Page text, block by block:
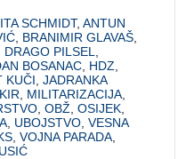
SCHMIDT,ANTUN
BRANIMIR GLAVAŠ
DRAGO PILSEL
BOSANAC HDZ
KUČI ,JADRANKA
MILITARIZACIJA
,OBŽ ,OSIJEK
UBOJSTVO ,VESNA
,VOJNA PARADA